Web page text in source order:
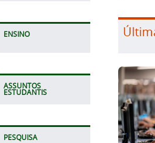
ENSINO
ASSUNTOS
ESTUDANTIS
PESQUISA